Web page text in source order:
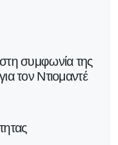
στη συμφωνία της
τον Ντιομαντέ